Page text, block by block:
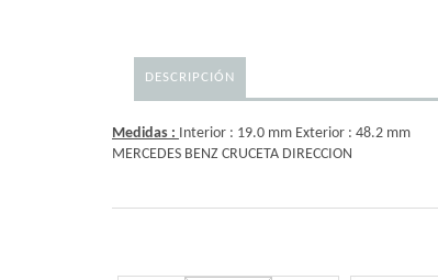
DESCRIPCIÓN
Medidas : Interior : 19.0 mm Exterior : 48.2 mm
MERCEDES BENZ CRUCETA DIRECCION